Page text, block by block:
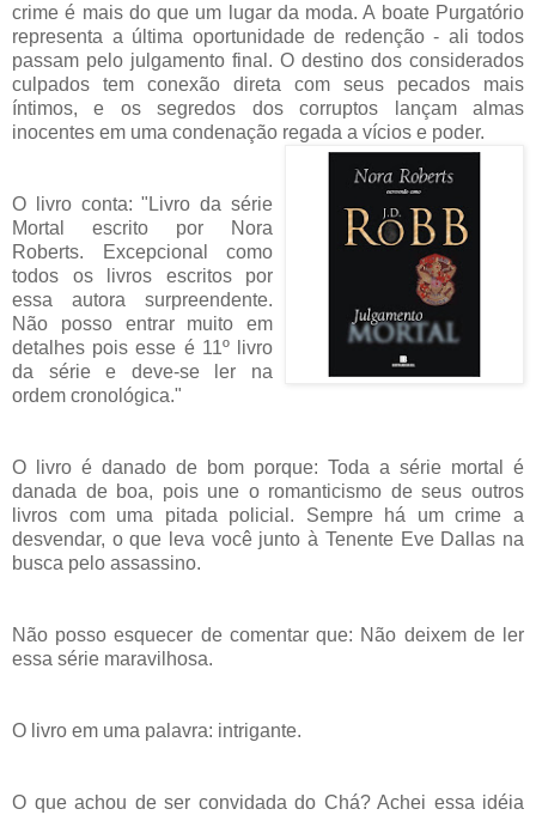
crime é mais do que um lugar da moda. A boate Purgatório
representa a última oportunidade de redenção - ali todos
passam pelo julgamento final. O destino dos considerados
culpados tem conexão direta com seus pecados mais
íntimos, e os segredos dos corruptos lançam almas
inocentes em uma condenação regada a vícios e poder.
O livro conta: "Livro da série
Mortal escrito por Nora
Roberts. Excepcional como
todos os livros escritos por
essa autora surpreendente.
Não posso entrar muito em
detalhes pois esse é 11º livro
da série e deve-se ler na
ordem cronológica."
O livro é danado de bom porque: Toda a série mortal é
danada de boa, pois une o romanticismo de seus outros
livros com uma pitada policial. Sempre há um crime a
desvendar, o que leva você junto à Tenente Eve Dallas na
busca pelo assassino.
Não posso esquecer de comentar que: Não deixem de ler
essa série maravilhosa.
O livro em uma palavra: intrigante.
O que achou de ser convidada do Chá? Achei essa idéia